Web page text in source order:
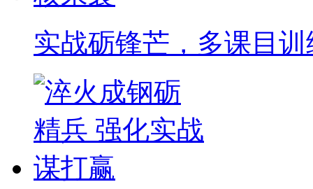
实战砺锋芒，多课目